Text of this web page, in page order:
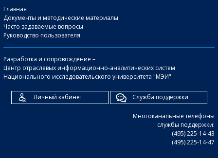
Главная
Документы и методические материалы
Часто задаваемые вопросы
Руководство пользователя
Разработка и сопровождение –
Центр отраслевых информационно-аналитических систем
Национального исследовательского университета "МЭИ"
Личный кабинет Служба поддержки
Многоканальные телефоны
службы поддержки:
(495) 225-14-43
(495) 225-14-47